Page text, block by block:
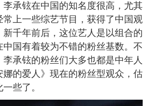
李承铉在中国的知名度很高，尤其
常上一些综艺节目，获得了中国观
新千年前后，这位艺人是以组合的
中国有着较为不错的粉丝基数。不
承铉的粉丝们大多也都是中年人
娜的爱人》现在的粉丝型观众，估
些了。